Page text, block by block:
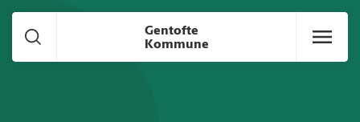
Gentofte
Kommune